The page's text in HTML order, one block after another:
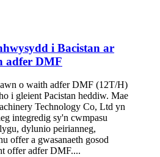
i Bacistan ar
adfer DMF
o waith adfer DMF (12T/H)
i gleient Pacistan heddiw. Mae
Technology Co, Ltd yn
integredig sy'n cwmpasu
dylunio peirianneg,
offer a gwasanaeth gosod
offer adfer DMF....